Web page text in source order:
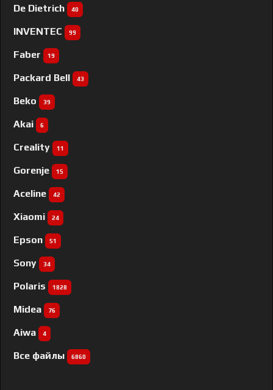
De Dietrich 40
INVENTEC 99
Faber 19
Packard Bell 43
Beko 39
Akai 6
Creality 11
Gorenje 15
Aceline 42
Xiaomi 24
Epson 51
Sony 34
Polaris 1828
Midea 76
Aiwa 4
Все файлы 6860